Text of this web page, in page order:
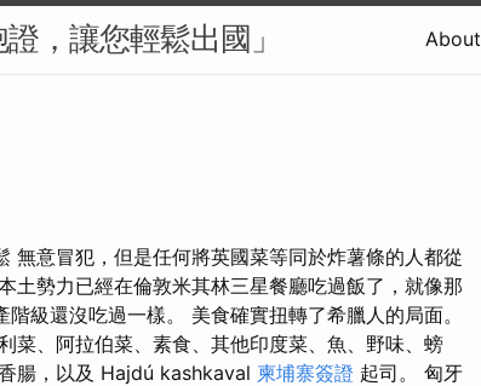
，讓您輕鬆出國」 About
無意冒犯，但是任何將英國菜等同於炸薯條的人都從
土勢力已經在倫敦米其林三星餐廳吃過飯了，就像那
級還沒吃過一樣。 美食確實扭轉了希臘人的局面。
菜、阿拉伯菜、素食、其他印度菜、魚、野味、螃
腸，以及 Hajdú kashkaval 柬埔寨簽證 起司。 匈牙